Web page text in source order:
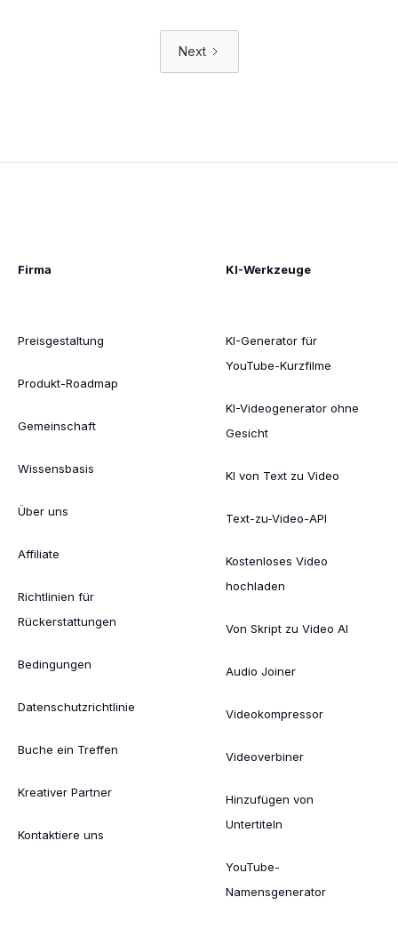
Next
Firma
Preisgestaltung
Produkt-Roadmap
Gemeinschaft
Wissensbasis
Über uns
Affiliate
Richtlinien für
Rückerstattungen
Bedingungen
Datenschutzrichtlinie
Buche ein Treffen
Kreativer Partner
Kontaktiere uns
KI-Werkzeuge
KI-Generator für
YouTube-Kurzfilme
KI-Videogenerator ohne
Gesicht
KI von Text zu Video
Text-zu-Video-API
Kostenloses Video
hochladen
Von Skript zu Video AI
Audio Joiner
Videokompressor
Videoverbiner
Hinzufügen von
Untertiteln
YouTube-
Namensgenerator